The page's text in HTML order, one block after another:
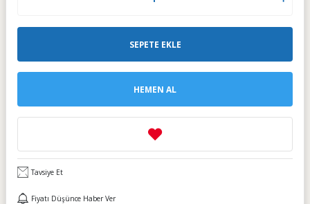
SEPETE EKLE
HEMEN AL
Tavsiye Et
Fiyatı Düşünce Haber Ver